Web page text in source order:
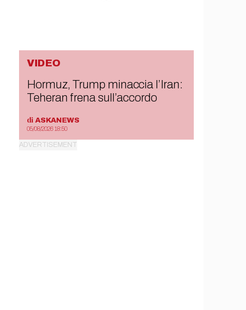
VIDEO
Hormuz, Trump minaccia l’Iran:
Teheran frena sull’accordo
di ASKANEWS
05/08/2026 18:50